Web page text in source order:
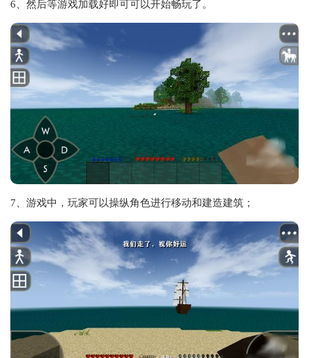
6、然后等游戏加载好即可可以开始畅玩了。
7、游戏中，玩家可以操纵角色进行移动和建造建筑；